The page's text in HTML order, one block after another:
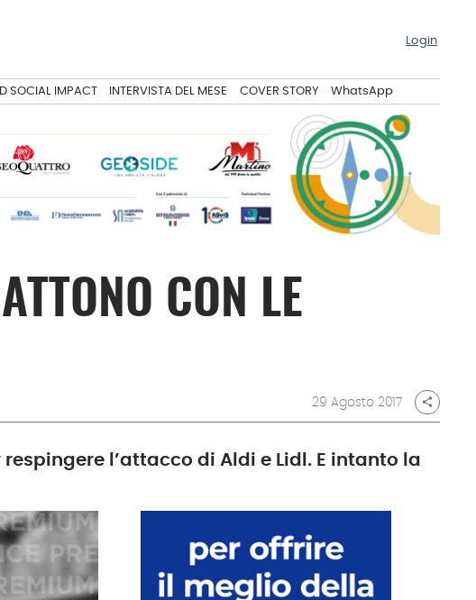
Login
SOCIAL IMPACT INTERVISTA DEL MESE COVER STORY WhatsApp
CON LE
29 Agosto 2017 share
l’attacco di Aldi e Lidl. E intanto la